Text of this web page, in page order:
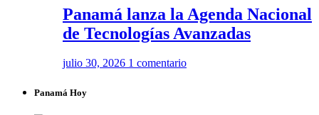
Panamá lanza la Agenda Nacional
de Tecnologías Avanzadas
julio 30, 2026 1 comentario
Panamá Hoy